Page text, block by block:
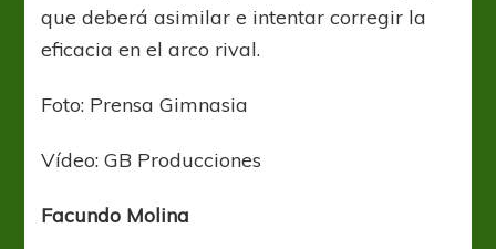
que deberá asimilar e intentar corregir la
eficacia en el arco rival.
Foto: Prensa Gimnasia
Vídeo: GB Producciones
Facundo Molina